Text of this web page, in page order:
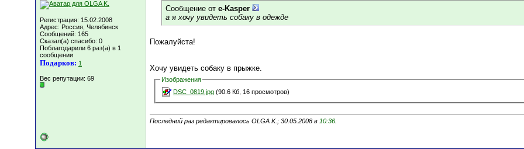
Регистрация: 15.02.2008
Адрес: Россия, Челябинск
Сообщений: 165
Сказал(а) спасибо: 0
Поблагодарили 6 раз(а) в 1
сообщении
Подарков: 1
Вес репутации: 69
Сообщение от e-Kasper
а я хочу увидеть собаку в одежде
Пожалуйста!
Хочу увидеть собаку в прыжке.
Изображения
DSC_0819.jpg (90.6 Кб, 16 просмотров)
Последний раз редактировалось OLGA K.; 30.05.2008 в 10:36